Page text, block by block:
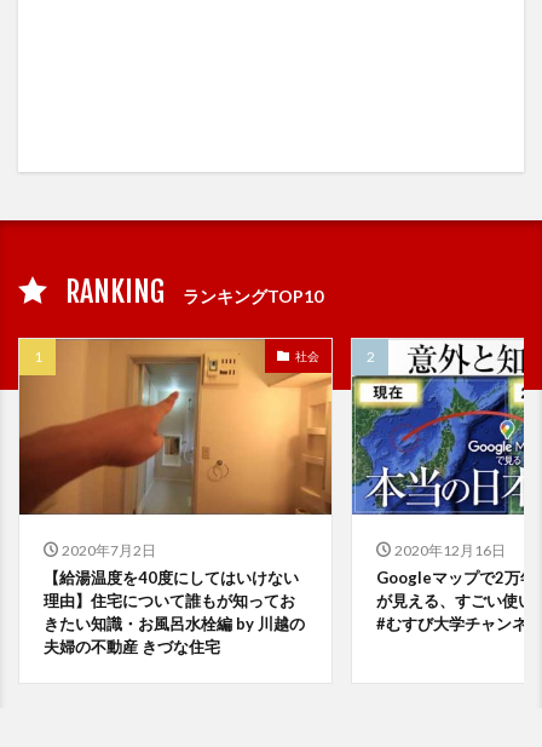
RANKING ランキングTOP10
社会
2020年7月2日
【給湯温度を40度にしてはいけない
理由】住宅について誰もが知ってお
きたい知識・お風呂水栓編 by 川越の
夫婦の不動産 きづな住宅
2020年12月16日
Googleマップで2万年
が見える、すごい使い
#むすび大学チャンネル